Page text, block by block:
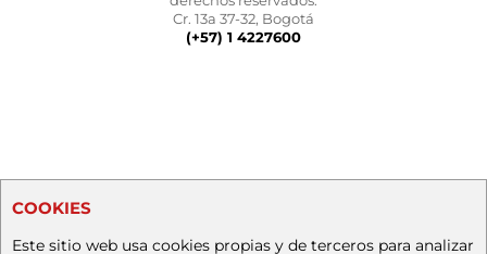
Cr. 13a 37-32, Bogotá
(+57) 1 4227600
COOKIES
Este sitio web usa cookies propias y de terceros para analizar